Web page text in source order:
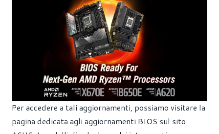
Per accedere a tali aggiornamenti, possiamo visitare la
pagina dedicata agli aggiornamenti BIOS sul sito